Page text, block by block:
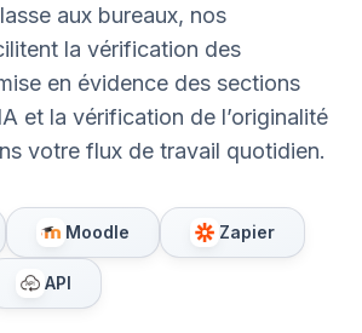
aux bureaux, nos
la vérification des
en évidence des sections
et la vérification de l’originalité
votre flux de travail quotidien.
Moodle Zapier
API